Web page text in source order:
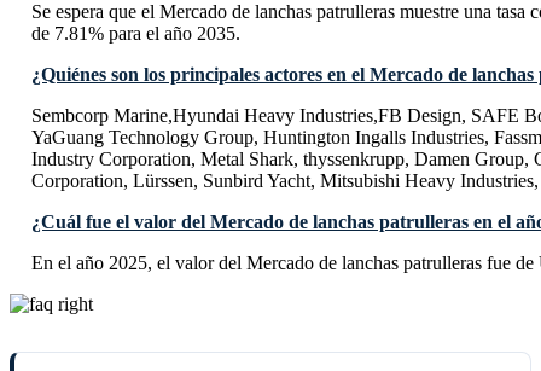
Se espera que el Mercado de lanchas patrulleras muestre una tasa
de 7.81% para el año 2035.
¿Quiénes son los principales actores en el Mercado de
Sembcorp Marine,Hyundai Heavy Industries,FB Design, SAFE
YaGuang Technology Group, Huntington Ingalls Industries,
Industry Corporation, Metal Shark, thyssenkrupp, Damen Group,
Corporation, Lürssen, Sunbird Yacht, Mitsubishi Heavy
¿Cuál fue el valor del Mercado de lanchas patrulleras en el
En el año 2025, el valor del Mercado de lanchas patrulleras fue